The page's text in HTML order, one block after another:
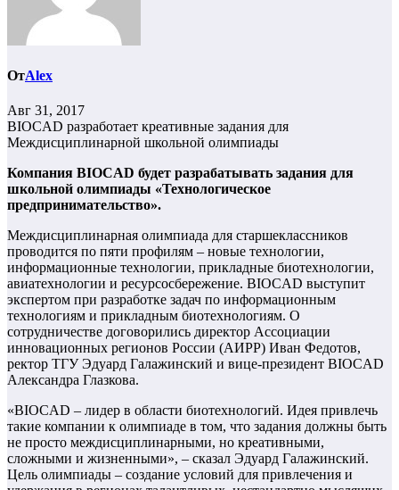
ОтAlex
Авг 31, 2017
BIOCAD разработает креативные задания для
Междисциплинарной школьной олимпиады
Компания BIOCAD будет разрабатывать задания для
школьной олимпиады «Технологическое
предпринимательство».
Междисциплинарная олимпиада для старшеклассников
проводится по пяти профилям – новые технологии,
информационные технологии, прикладные биотехнологии,
авиатехнологии и ресурсосбережение. BIOCAD выступит
экспертом при разработке задач по информационным
технологиям и прикладным биотехнологиям. О
сотрудничестве договорились директор Ассоциации
инновационных регионов России (АИРР) Иван Федотов,
ректор ТГУ Эдуард Галажинский и вице-президент BIOCAD
Александра Глазкова.
«BIOCAD – лидер в области биотехнологий. Идея привлечь
такие компании к олимпиаде в том, что задания должны быть
не просто междисциплинарными, но креативными,
сложными и жизненными», – сказал Эдуард Галажинский.
Цель олимпиады – создание условий для привлечения и